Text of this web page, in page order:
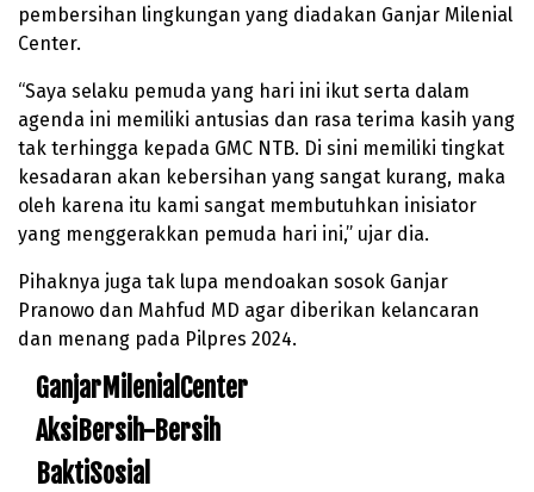
pembersihan lingkungan yang diadakan Ganjar Milenial
Center.
“Saya selaku pemuda yang hari ini ikut serta dalam
agenda ini memiliki antusias dan rasa terima kasih yang
tak terhingga kepada GMC NTB. Di sini memiliki tingkat
kesadaran akan kebersihan yang sangat kurang, maka
oleh karena itu kami sangat membutuhkan inisiator
yang menggerakkan pemuda hari ini,” ujar dia.
Pihaknya juga tak lupa mendoakan sosok Ganjar
Pranowo dan Mahfud MD agar diberikan kelancaran
dan menang pada Pilpres 2024.
GanjarMilenialCenter
AksiBersih-Bersih
BaktiSosial